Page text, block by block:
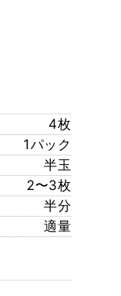
4枚
1パック
半玉
2〜3枚
半分
適量